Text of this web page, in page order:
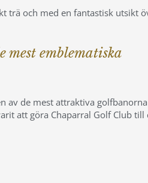
trä och med en fantastisk utsikt
emblematiska
de mest attraktiva golfbanorna
att göra Chaparral Golf Club till